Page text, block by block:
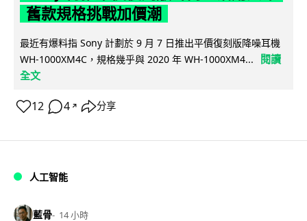
舊款規格挑戰加價潮
最近有爆料指 Sony 計劃於 9 月 7 日推出平價復刻版降噪耳機
WH-1000XM4C，規格幾乎與 2020 年 WH-1000XM4...
閱讀
全文
12 4 ↗ 分享
人工智能
藍骨 14 小時